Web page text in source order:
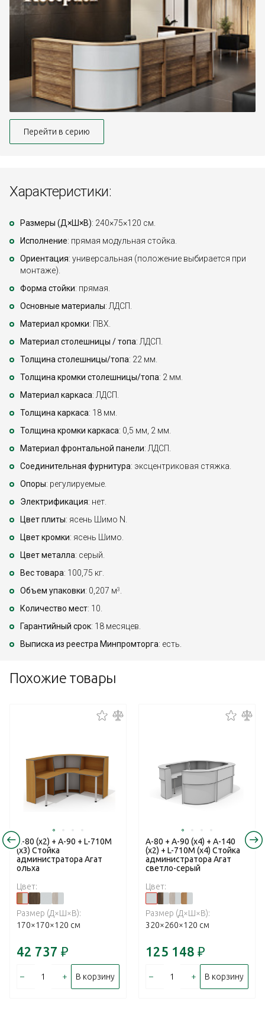
Перейти в серию
Характеристики:
Размеры (Д×Ш×В): 240×75×120 см.
Исполнение: прямая модульная стойка.
Ориентация: универсальная (положение выбирается при
монтаже).
Форма стойки: прямая.
Основные материалы: ЛДСП.
Материал кромки: ПВХ.
Материал столешницы / топа: ЛДСП.
Толщина столешницы/топа: 22 мм.
Толщина кромки столешницы/топа: 2 мм.
Материал каркаса: ЛДСП.
Толщина каркаса: 18 мм.
Толщина кромки каркаса: 0,5 мм, 2 мм.
Материал фронтальной панели: ЛДСП.
Соединительная фурнитура: эксцентриковая стяжка.
Опоры: регулируемые.
Электрификация: нет.
Цвет плиты: ясень Шимо N.
Цвет кромки: ясень Шимо.
Цвет металла: серый.
Вес товара: 100,75 кг.
Объем упаковки: 0,207 м3 .
Количество мест: 10.
Гарантийный срок: 18 месяцев.
Выписка из реестра Минпромторга: есть.
Похожие товары
А-80 (x2) + А-90 + L-710М
(х3) Стойка
администратора Агат
ольха
Цвет:
Размер (Д×Ш×В):
170×170×120 см
42 737 ₽
– + В корзину
А-80 + А-90 (x4) + А-140
(x2) + L-710М (х4) Стойка
администратора Агат
светло-серый
Цвет:
Размер (Д×Ш×В):
320×260×120 см
125 148 ₽
– + В корзину